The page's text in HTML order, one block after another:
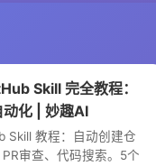
Skill 完全教程：
化 | 妙趣AI
Skill 教程：自动创建仓
审查、代码搜索。5个